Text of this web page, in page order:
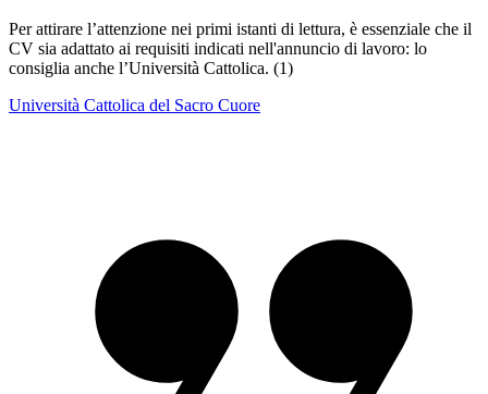
Per attirare l’attenzione nei primi istanti di lettura, è essenziale che il
CV sia adattato ai requisiti indicati nell'annuncio di lavoro: lo
consiglia anche l’Università Cattolica. (1)
Università Cattolica del Sacro Cuore